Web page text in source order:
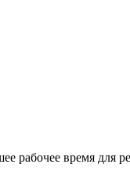
рабочее время для